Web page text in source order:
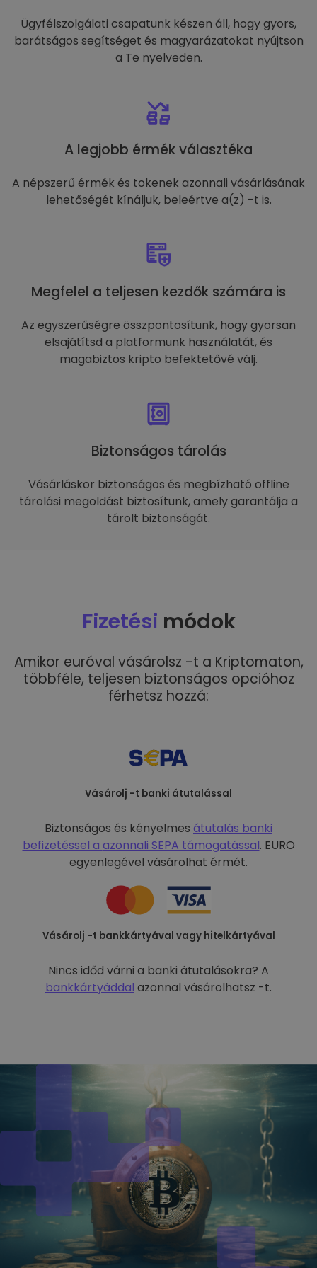
Ügyfélszolgálati csapatunk készen áll, hogy gyors,
barátságos segítséget és magyarázatokat nyújtson
a Te nyelveden.
A legjobb érmék választéka
A népszerű érmék és tokenek azonnali vásárlásának
lehetőségét kínáljuk, beleértve a(z) -t is.
Megfelel a teljesen kezdők számára is
Az egyszerűségre összpontosítunk, hogy gyorsan
elsajátítsd a platformunk használatát, és
magabiztos kripto befektetővé válj.
Biztonságos tárolás
Vásárláskor biztonságos és megbízható offline
tárolási megoldást biztosítunk, amely garantálja a
tárolt biztonságát.
Fizetési módok
Amikor euróval vásárolsz -t a Kriptomaton,
többféle, teljesen biztonságos opcióhoz
férhetsz hozzá:
Vásárolj -t banki átutalással
Biztonságos és kényelmes átutalás banki
befizetéssel a azonnali SEPA támogatással. EURO
egyenlegével vásárolhat érmét.
Vásárolj -t bankkártyával vagy hitelkártyával
Nincs időd várni a banki átutalásokra? A
bankkártyáddal azonnal vásárolhatsz -t.